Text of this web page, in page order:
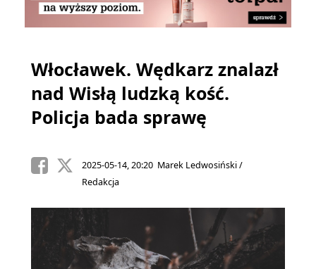
Włocławek. Wędkarz znalazł
nad Wisłą ludzką kość.
Policja bada sprawę
2025-05-14, 20:20 Marek Ledwosiński /
Redakcja